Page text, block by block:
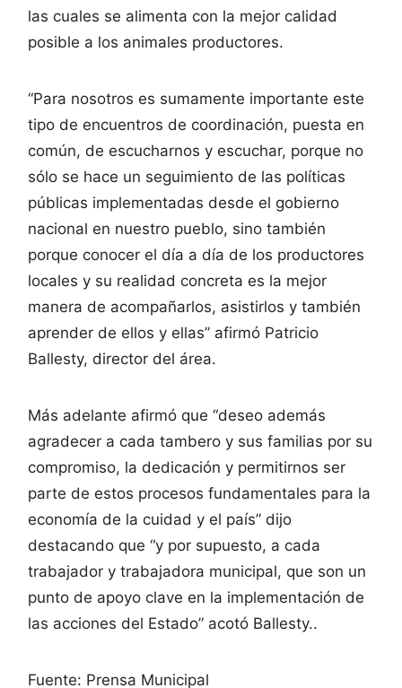
las cuales se alimenta con la mejor calidad
posible a los animales productores.
“Para nosotros es sumamente importante este
tipo de encuentros de coordinación, puesta en
común, de escucharnos y escuchar, porque no
sólo se hace un seguimiento de las políticas
públicas implementadas desde el gobierno
nacional en nuestro pueblo, sino también
porque conocer el día a día de los productores
locales y su realidad concreta es la mejor
manera de acompañarlos, asistirlos y también
aprender de ellos y ellas” afirmó Patricio
Ballesty, director del área.
Más adelante afirmó que “deseo además
agradecer a cada tambero y sus familias por su
compromiso, la dedicación y permitirnos ser
parte de estos procesos fundamentales para la
economía de la cuidad y el país” dijo
destacando que “y por supuesto, a cada
trabajador y trabajadora municipal, que son un
punto de apoyo clave en la implementación de
las acciones del Estado” acotó Ballesty..
Fuente: Prensa Municipal